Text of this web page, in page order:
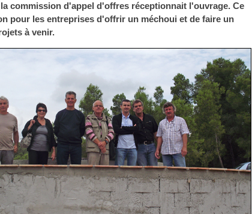
commission d'appel d'offres réceptionnait l'ouvrage. Ce
pour les entreprises d'offrir un méchoui et de faire un
à venir.